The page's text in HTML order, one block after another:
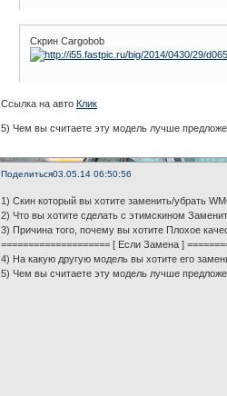
Скрин Cargobob
Ссылка на автоКлик
5) Чем вы считаете эту модель лучше
Поделиться03.05.14 06:50:56
1) Скин который вы хотите заменить/убрать
2) Что вы хотите сделать с этимскином
3) Причина того, почему вы хотите Плохое
==================== [ Если Замена ]
4) На какую другую модель вы хотите его
5) Чем вы считаете эту модель лучше